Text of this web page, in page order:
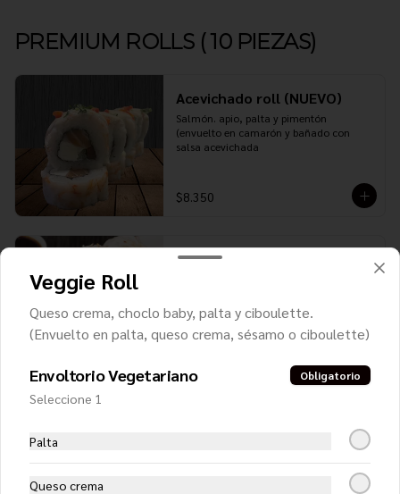
PREMIUM ROLLS ( 10 PIEZAS)
Acevichado roll (NUEVO)
Salmón. apio, palta y pimentón
(envuelto en camarón y bañado con
salsa acevichada
$8.350
Almond White
bañado con salsa teriyaki
exquisito ceviche de salmón y camarón.
Veggie Roll
Queso crema, choclo baby, palta y ciboulette.
(Envuelto en palta, queso crema, sésamo o ciboulette)
Envoltorio Vegetariano Obligatorio
Seleccione 1
Palta
Queso crema